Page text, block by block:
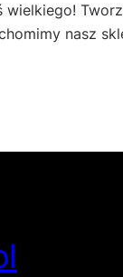
wielkiego!
nasz